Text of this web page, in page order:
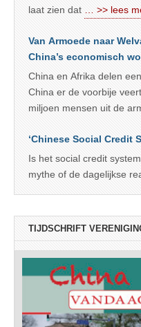
laat zien dat
… >> lees
Van Armoede naar
China’s economisch
China en Afrika delen
China er de voorbije
miljoen mensen uit de
‘Chinese Social Credit
Is het social credit
mythe of de dagelijkse
TIJDSCHRIFT